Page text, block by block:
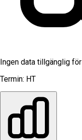
Ingen data tillgänglig för
Termin: HT